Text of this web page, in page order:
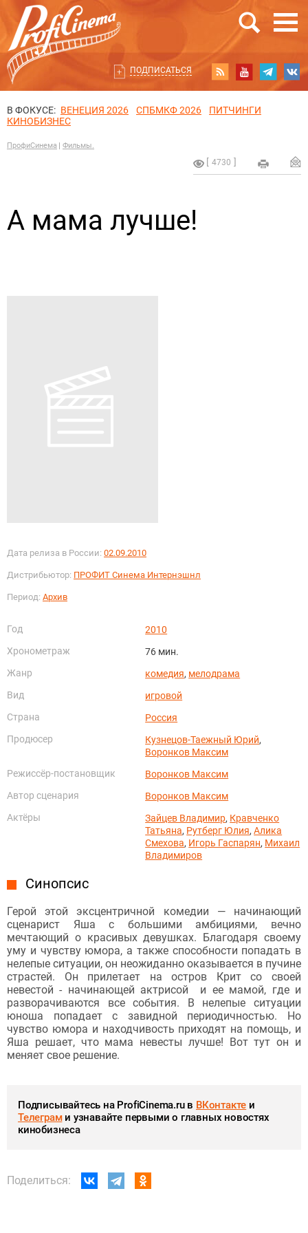
ПОДПИСАТЬСЯ
В ФОКУСЕ: ВЕНЕЦИЯ 2026 СПБМКФ 2026
ПИТЧИНГИ
КИНОБИЗНЕС
ПрофиСинема Фильмы.
4730
А мама лучше!
Дата релиза в России: 02.09.2010
Дистрибьютор: ПРОФИТ Синема Интернэшнл
Период: Архив
Год
2010
Хронометраж
76 мин.
Жанр
комедия, мелодрама
Вид
игровой
Страна
Россия
Продюсер
Кузнецов-Таежный Юрий,
Воронков Максим
Режиссёр-постановщик
Воронков Максим
Автор сценария
Воронков Максим
Актёры
Зайцев Владимир, Кравченко
Татьяна, Рутберг Юлия,Алика
Смехова, Игорь Гаспарян, Михаил
Владимиров
Синопсис
Герой этой эксцентричной комедии — начинающий
сценарист Яша с большими амбициями, вечно
мечтающий о красивых девушках. Благодаря своему
уму и чувству юмора, а также способности попадать в
нелепые ситуации, он неожиданно оказывается в пучине
страстей. Он прилетает на остров Крит со своей
невестой - начинающей актрисой и ее мамой, где и
разворачиваются все события. В нелепые ситуации
юноша попадает с завидной периодичностью. Но
чувство юмора и находчивость приходят на помощь, и
Яша решает, что мама невесты лучше! Вот тут он и
меняет свое решение.
Подписывайтесь на ProfiCinema.ru в ВКонтакте и
Телеграми узнавайте первыми о главных новостях
кинобизнеса
Поделиться: